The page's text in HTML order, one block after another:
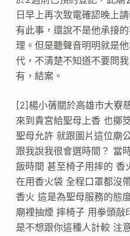
日早上再次致電確認晚上
有此事，還說不是他承接
理。但是聽聲音明明就是
代，不清楚不知道不要問
有，結案。
[2]楊小蒨關於高雄市大竂
來到貴宮給聖母上香 也擲
聖母允許 就跟圖片這位廟
跟我說我很會選時間？ 當
飯時間 甚至椅子用摔的 香
在用香火袋 全程口罩都沒
香火 這是為聖母服務的態
廟裡抽煙 摔椅子 用拳頭
是不想跟你這種人計較 注